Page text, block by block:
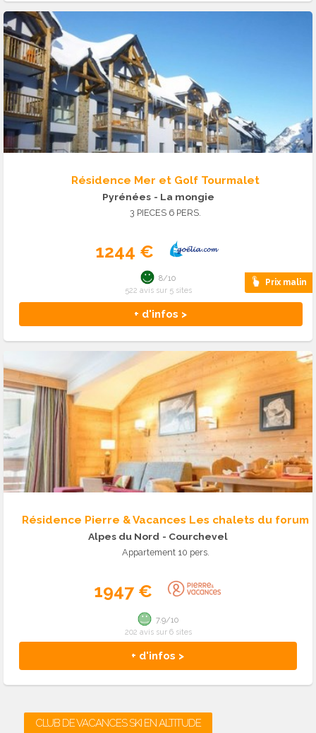
Résidence Mer et Golf Tourmalet
Pyrénées - La mongie
3 PIECES 6 PERS.
1244 €
Prix malin
+ d'infos >
8/10
522 avis sur 5 sites
Résidence Pierre & Vacances Les chalets du forum
Alpes du Nord - Courchevel
Appartement 10 pers.
1947 €
+ d'infos >
7.9/10
202 avis sur 6 sites
CLUB DE VACANCES SKI EN ALTITUDE